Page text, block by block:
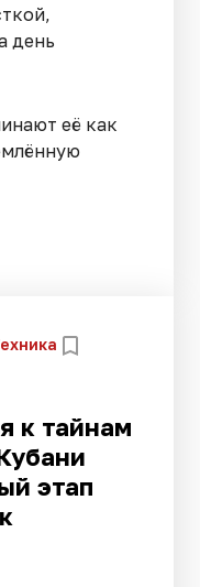
день
её как
к тайнам
этап